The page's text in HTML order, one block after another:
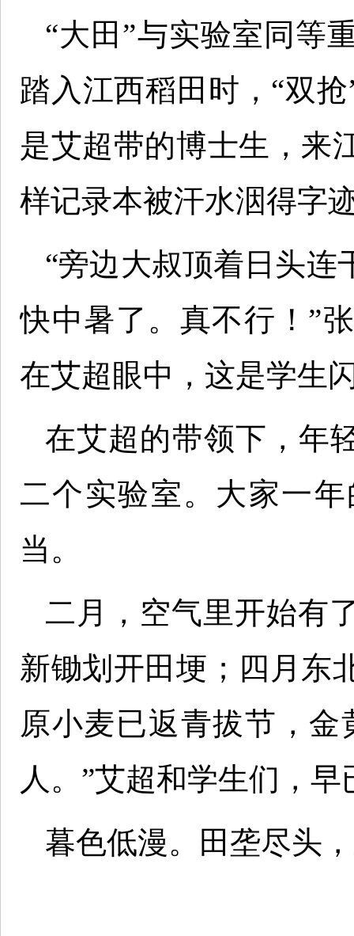
“大田”与实验室同等
踏入江西稻田时，“双
是艾超带的博士生，来
样记录本被汗水洇得字
“旁边大叔顶着日头连
快中暑了。真不行！”
在艾超眼中，这是学生
在艾超的带领下，年
二个实验室。大家一
当。
二月，空气里开始有
新锄划开田埂；四月东
原小麦已返青拔节，
人。”艾超和学生们，
暮色低漫。田垄尽头